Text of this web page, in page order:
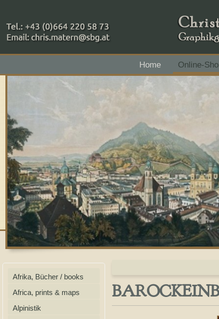
+43 (0)664 220 58 73
Home
Online-
Zahlungsmethoden: RAIBA - Flachgau Mitte - IBAN
Afrika, Bücher / books
Africa, prints & maps
Alpinistik